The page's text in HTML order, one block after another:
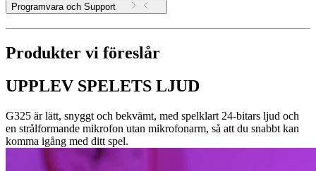
Programvara och Support
Produkter vi föreslår
UPPLEV SPELETS LJUD
G325 är lätt, snyggt och bekvämt, med spelklart 24-bitars ljud och
en strålformande mikrofon utan mikrofonarm, så att du snabbt kan
komma igång med ditt spel.